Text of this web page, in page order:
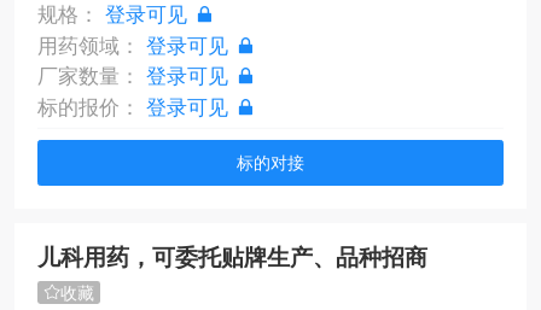
规格：登录可见
用药领域：登录可见
厂家数量：登录可见
标的报价：登录可见
标的对接
儿科用药，可委托贴牌生产、品种招商
收藏